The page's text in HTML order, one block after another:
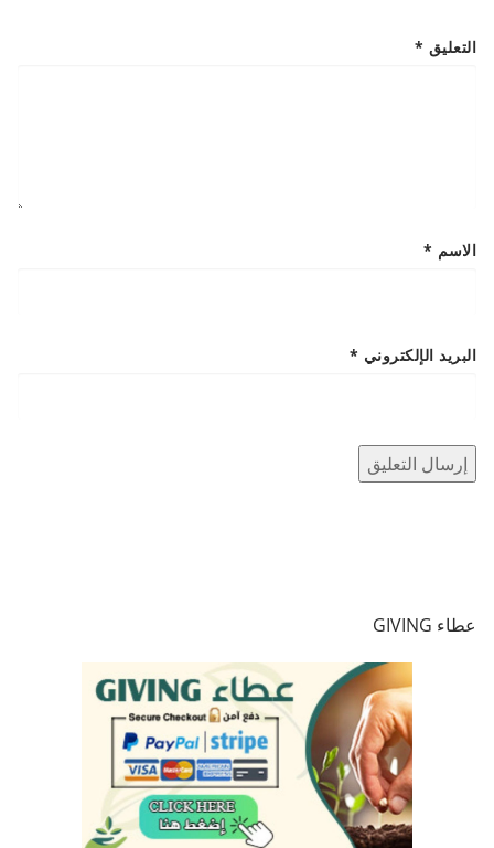
التعليق *
الاسم *
البريد الإلكتروني *
عطاء GIVING